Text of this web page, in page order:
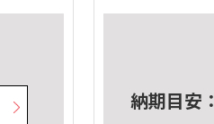
納期目安：